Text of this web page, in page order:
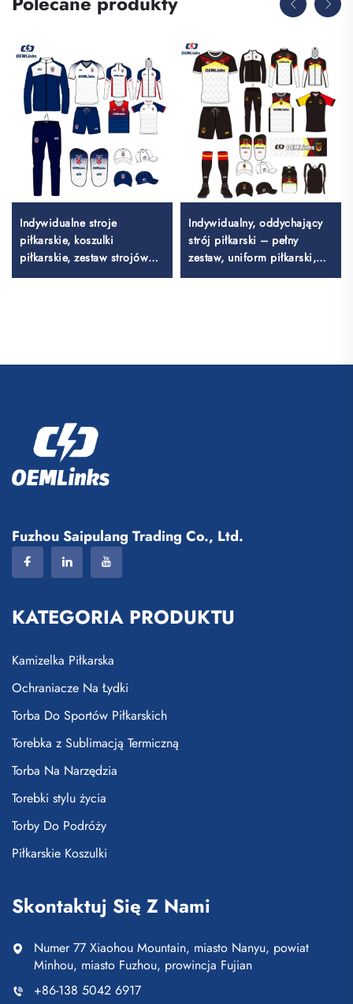
Indywidualne stroje
piłkarskie, koszulki
piłkarskie, zestaw strojów
jednolitych dla Tajlandii,
Indywidualny, oddychający
strój piłkarski – pełny
zestaw, uniform piłkarski,
koszulka piłkarska, zestaw
Fuzhou Saipulang Trading Co., Ltd.
KATEGORIA PRODUKTU
Kamizelka Piłkarska
Ochraniacze Na Łydki
Torba Do Sportów Piłkarskich
Torebka z Sublimacją Termiczną
Torba Na Narzędzia
Torebki stylu życia
Torby Do Podróży
Piłkarskie Koszulki
Skontaktuj Się Z Nami
Numer 77 Xiaohou Mountain, miasto Nanyu, powiat
Minhou, miasto Fuzhou, prowincja Fujian
+86-138 5042 6917